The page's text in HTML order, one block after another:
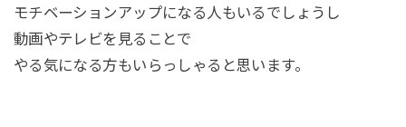
モチベーションアップになる人もいるでしょうし
動画やテレビを見ることで
やる気になる方もいらっしゃると思います。